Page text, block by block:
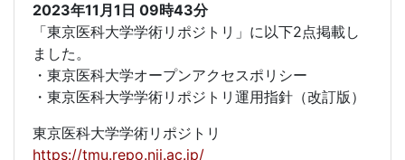
2023年11月1日 09時43分
「東京医科大学学術リポジトリ」に以下2点掲載し
ました。
・東京医科大学オープンアクセスポリシー
・東京医科大学学術リポジトリ運用指針（改訂版）
東京医科大学学術リポジトリ
https://tmu.repo.nii.ac.jp/